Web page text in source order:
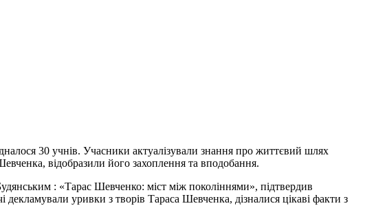
30 учнів. Учасники актуалізували знання про життєвий шлях
відобразили його захоплення та вподобання.
: «Тарас Шевченко: міст між поколіннями», підтвердив
декламували уривки з творів Тараса Шевченка, дізналися цікаві факти з